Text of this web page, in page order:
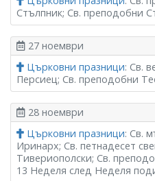
Стълпник; Св. преподобни
27 ноември
Църковни празници: Св.
Персиец; Св. преподобни
28 ноември
Църковни празници: Св.
Иринарх; Св. петнадесет
Тивериополски; Св.
13 Неделя след Неделя